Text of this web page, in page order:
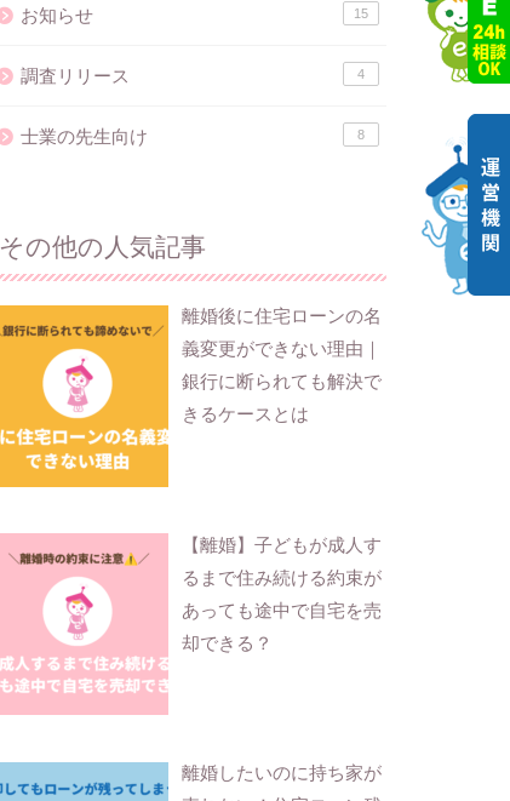
お知らせ 15
調査リリース 4
士業の先生向け 8
その他の人気記事
離婚後に住宅ローンの名
義変更ができない理由｜
銀行に断られても解決で
きるケースとは
【離婚】子どもが成人す
るまで住み続ける約束が
あっても途中で自宅を売
却できる？
離婚したいのに持ち家が